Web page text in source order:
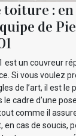
: en
de
est un couvreur
Si vous voulez
de l’art, il est le
le cadre d’une
comme il
cas de soucis,